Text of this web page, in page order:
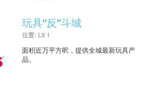
玩具“反”斗城
位置: L9 1
面积近万平方呎，提供全城最新玩具产
品。